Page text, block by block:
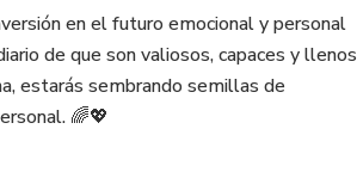
en el futuro emocional y personal
de que son valiosos, capaces y llenos
estarás sembrando semillas de
🌈💖